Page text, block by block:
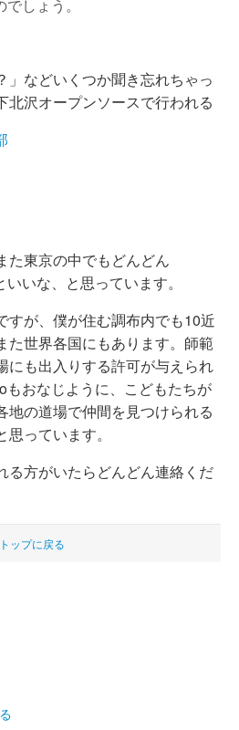
しょう。
」などいくつか聞き忘れちゃっ
北沢オープンソースで行われる
た東京の中でもどんどん
いな、と思っています。
すが、僕が住む調布内でも10近
た世界各国にもあります。師範
にも出入りする許可が与えられ
もおなじように、こどもたちが
地の道場で仲間を見つけられる
っています。
る方がいたらどんどん連絡くだ
ップに戻る